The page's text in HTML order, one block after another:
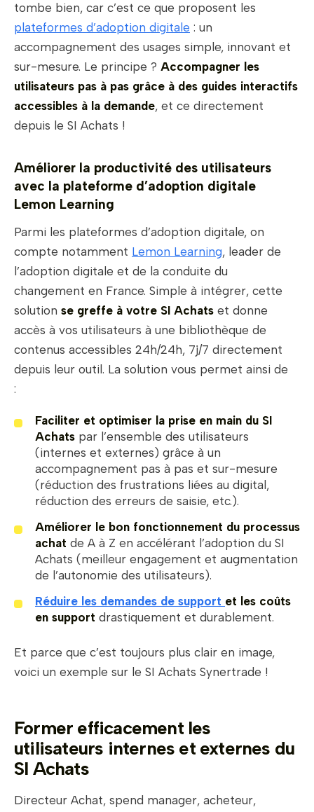
tombe bien, car c’est ce que proposent les
plateformes d’adoption digitale : un
accompagnement des usages simple, innovant et
sur-mesure. Le principe ? Accompagner les
utilisateurs pas à pas grâce à des guides interactifs
accessibles à la demande, et ce directement
depuis le SI Achats !
Améliorer la productivité des utilisateurs
avec la plateforme d’adoption digitale
Lemon Learning
Parmi les plateformes d’adoption digitale, on
compte notamment Lemon Learning, leader de
l’adoption digitale et de la conduite du
changement en France. Simple à intégrer, cette
solution se greffe à votre SI Achats et donne
accès à vos utilisateurs à une bibliothèque de
contenus accessibles 24h/24h, 7j/7 directement
depuis leur outil. La solution vous permet ainsi de
:
Faciliter et optimiser la prise en main du SI
Achats par l’ensemble des utilisateurs
(internes et externes) grâce à un
accompagnement pas à pas et sur-mesure
(réduction des frustrations liées au digital,
réduction des erreurs de saisie, etc.).
Améliorer le bon fonctionnement du processus
achat de A à Z en accélérant l’adoption du SI
Achats (meilleur engagement et augmentation
de l’autonomie des utilisateurs).
Réduire les demandes de support et les coûts
en support drastiquement et durablement.
Et parce que c’est toujours plus clair en image,
voici un exemple sur le SI Achats Synertrade !
Former efficacement les
utilisateurs internes et externes du
SI Achats
Directeur Achat, spend manager, acheteur,